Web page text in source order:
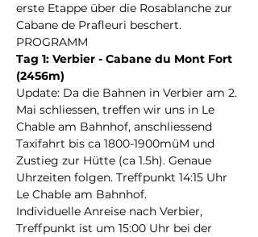
erste Etappe über die Rosablanche zur
Cabane de Prafleuri beschert.
PROGRAMM
Tag 1: Verbier - Cabane du Mont Fort
(2456m)
Update: Da die Bahnen in Verbier am 2.
Mai schliessen, treffen wir uns in Le
Chable am Bahnhof, anschliessend
Taxifahrt bis ca 1800-1900müM und
Zustieg zur Hütte (ca 1.5h). Genaue
Uhrzeiten folgen. Treffpunkt 14:15 Uhr
Le Chable am Bahnhof.
Individuelle Anreise nach Verbier,
Treffpunkt ist um 15:00 Uhr bei der